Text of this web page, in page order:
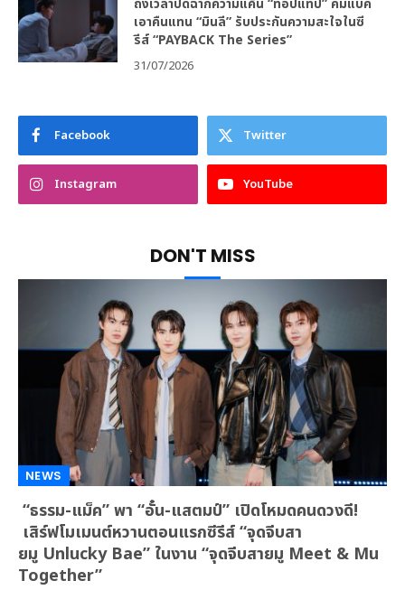
ถึงเวลาปิดฉากความแค้น “ท็อปแท็ป” คัมแบค
เอาคืนแทน “มินลี” รับประกันความสะใจในซี
รีส์ “PAYBACK The Series”
31/07/2026
Facebook Twitter
Instagram YouTube
DON'T MISS
NEWS
“ธรรม-แม็ค” พา “อั๋น-แสตมป์” เปิดโหมดคนดวงดี!
เสิร์ฟโมเมนต์หวานตอนแรกซีรีส์ “จุดจีบสา
ยมู Unlucky Bae” ในงาน “จุดจีบสายมู Meet & Mu
Together”